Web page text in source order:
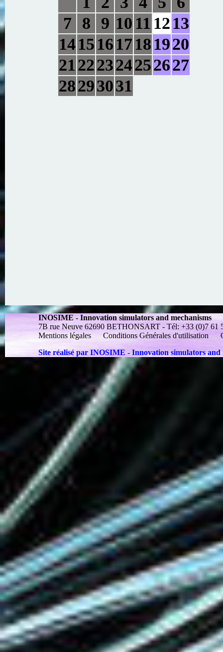
7
8 9 10 11 1213
14151617181920
21222324252627
28293031
INOSIME - Innovation simulators and mechanisms
7B rue Neuve 62690 BETHONSART - Tél: +33 (0)7 61
Mentions légales
Conditions Générales d'utilisation
Site réalisé par INOSIME - Innovation simulators and